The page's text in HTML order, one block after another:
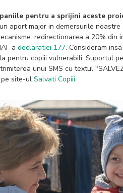
pentru a sprijini aceste
aport major in demersurile
redirectionarea a 20% din
a declaratiei 177. Consideram
pentru copiii vulnerabili. Suportul
unui SMS cu textul
site-ul Salvati Copiii.